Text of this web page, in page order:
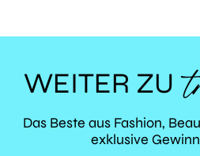
WEITER ZU
Das Beste aus Fashion,
exklusive